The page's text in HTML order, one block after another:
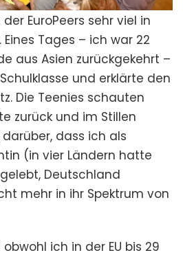
EuroPeers sehr viel in
Tages – ich war 22
aus Asien zurückgekehrt –
und erklärte den
Die Teenies schauten
zurück und im Stillen
dass ich als
(in vier Ländern hatte
Deutschland
mehr in ihr Spektrum von
ich in der EU bis 29